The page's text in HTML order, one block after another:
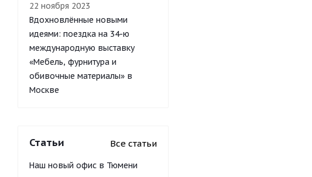
22 ноября 2023
Вдохновлённые новыми
идеями: поездка на 34-ю
международную выставку
«Мебель, фурнитура и
обивочные материалы» в
Москве
Статьи Все статьи
Наш новый офис в Тюмени